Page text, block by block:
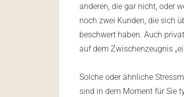
anderen, die gar nicht, oder
noch zwei Kunden, die sich
beschwert haben. Auch
auf dem Zwischenzeugnis
Solche oder ähnliche
sind in dem Moment für Sie